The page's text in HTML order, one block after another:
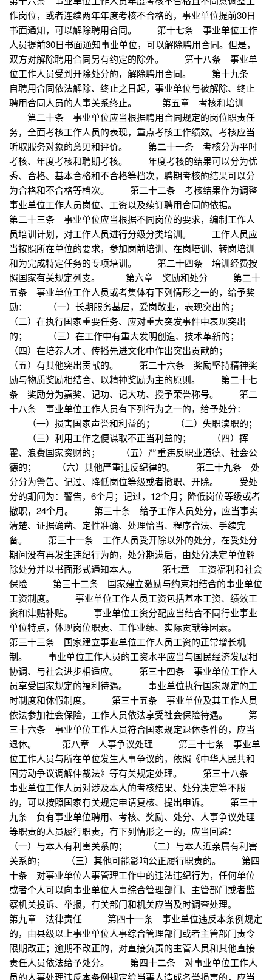
作岗位，或者连续两年年度考核不合格的，事业单位提前30日
书面通知，可以解除聘用合同。 第十七条 事业单位工作
人员提前30日书面通知事业单位，可以解除聘用合同。但是，
双方对解除聘用合同另有约定的除外。 第十八条 事业单
位工作人员受到开除处分的，解除聘用合同。 第十九条
自聘用合同依法解除、终止之日起，事业单位与被解除、终止
聘用合同人员的人事关系终止。 第五章 考核和培训
第二十条 事业单位应当根据聘用合同规定的岗位职责任
务，全面考核工作人员的表现，重点考核工作绩效。考核应当
听取服务对象的意见和评价。 第二十一条 考核分为平时
考核、年度考核和聘期考核。 年度考核的结果可以分为优
秀、合格、基本合格和不合格等档次，聘期考核的结果可以分
为合格和不合格等档次。 第二十二条 考核结果作为调整
事业单位工作人员岗位、工资以及续订聘用合同的依据。
第二十三条 事业单位应当根据不同岗位的要求，编制工作人
员培训计划，对工作人员进行分级分类培训。 工作人员应
当按照所在单位的要求，参加岗前培训、在岗培训、转岗培训
和为完成特定任务的专项培训。 第二十四条 培训经费按
照国家有关规定列支。 第六章 奖励和处分 第二十
五条 事业单位工作人员或者集体有下列情形之一的，给予奖
励： （一）长期服务基层，爱岗敬业，表现突出的；
（二）在执行国家重要任务、应对重大突发事件中表现突出
的； （三）在工作中有重大发明创造、技术革新的；
（四）在培养人才、传播先进文化中作出突出贡献的；
（五）有其他突出贡献的。 第二十六条 奖励坚持精神奖
励与物质奖励相结合、以精神奖励为主的原则。 第二十七
条 奖励分为嘉奖、记功、记大功、授予荣誉称号。 第二
十八条 事业单位工作人员有下列行为之一的，给予处分：
（一）损害国家声誉和利益的； （二）失职渎职的；
（三）利用工作之便谋取不正当利益的； （四）挥
霍、浪费国家资财的； （五）严重违反职业道德、社会公
德的； （六）其他严重违反纪律的。 第二十九条 处
分分为警告、记过、降低岗位等级或者撤职、开除。 受处
分的期间为：警告，6个月；记过，12个月；降低岗位等级或者
撤职，24个月。 第三十条 给予工作人员处分，应当事实
清楚、证据确凿、定性准确、处理恰当、程序合法、手续完
备。 第三十一条 工作人员受开除以外的处分，在受处分
期间没有再发生违纪行为的，处分期满后，由处分决定单位解
除处分并以书面形式通知本人。 第七章 工资福利和社会
保险 第三十二条 国家建立激励与约束相结合的事业单位
工资制度。 事业单位工作人员工资包括基本工资、绩效工
资和津贴补贴。 事业单位工资分配应当结合不同行业事业
单位特点，体现岗位职责、工作业绩、实际贡献等因素。
第三十三条 国家建立事业单位工作人员工资的正常增长机
制。 事业单位工作人员的工资水平应当与国民经济发展相
协调、与社会进步相适应。 第三十四条 事业单位工作人
员享受国家规定的福利待遇。 事业单位执行国家规定的工
时制度和休假制度。 第三十五条 事业单位及其工作人员
依法参加社会保险，工作人员依法享受社会保险待遇。 第
三十六条 事业单位工作人员符合国家规定退休条件的，应当
退休。 第八章 人事争议处理 第三十七条 事业单
位工作人员与所在单位发生人事争议的，依照《中华人民共和
国劳动争议调解仲裁法》等有关规定处理。 第三十八条
事业单位工作人员对涉及本人的考核结果、处分决定等不服
的，可以按照国家有关规定申请复核、提出申诉。 第三十
九条 负有事业单位聘用、考核、奖励、处分、人事争议处理
等职责的人员履行职责，有下列情形之一的，应当回避：
（一）与本人有利害关系的； （二）与本人近亲属有利害
关系的； （三）其他可能影响公正履行职责的。 第四
十条 对事业单位人事管理工作中的违法违纪行为，任何单位
或者个人可以向事业单位人事综合管理部门、主管部门或者监
察机关投诉、举报，有关部门和机关应当及时调查处理。
第九章 法律责任 第四十一条 事业单位违反本条例规定
的，由县级以上事业单位人事综合管理部门或者主管部门责令
限期改正；逾期不改正的，对直接负责的主管人员和其他直接
责任人员依法给予处分。 第四十二条 对事业单位工作人
员的人事处理违反本条例规定给当事人造成名誉损害的，应当